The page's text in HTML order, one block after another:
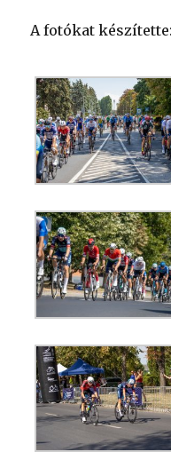
A fotókat